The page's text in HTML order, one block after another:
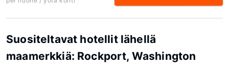
Suositeltavat hotellit lähellä
maamerkkiä: Rockport, Washington